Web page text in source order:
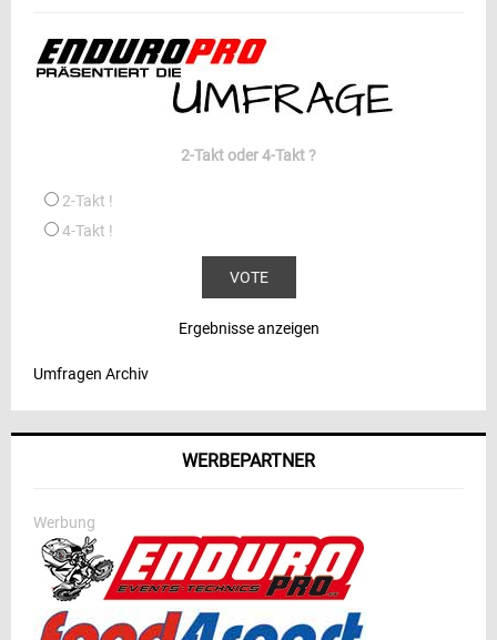
2-Takt oder 4-Takt ?
2-Takt !
4-Takt !
Ergebnisse anzeigen
Umfragen Archiv
WERBEPARTNER
Werbung